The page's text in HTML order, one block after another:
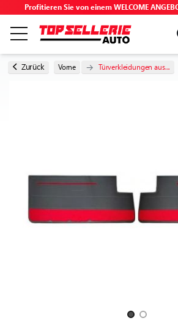
Profitieren Sie von einem WELCOME
NACH MARKE & MODELL
Zurück Vorne Türverkleidungen aus...